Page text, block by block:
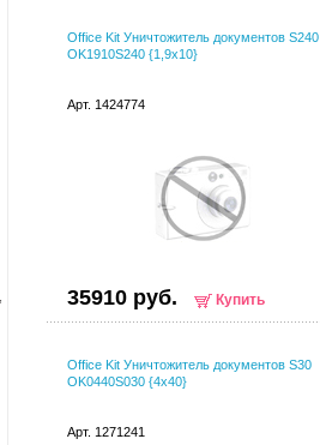
Office Kit Уничтожитель документов S240
OK1910S240 {1,9x10}
Арт. 1424774
35910 руб. Купить
Office Kit Уничтожитель документов S30
OK0440S030 {4x40}
Арт. 1271241